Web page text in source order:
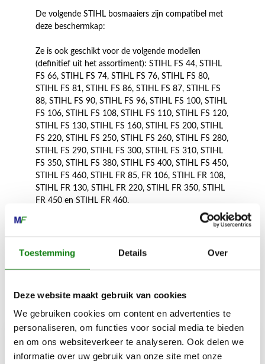
Toestemming Details Over
Deze website maakt gebruik van cookies
We gebruiken cookies om content en advertenties te
personaliseren, om functies voor social media te bieden
en om ons websiteverkeer te analyseren. Ook delen we
informatie over uw gebruik van onze site met onze
De volgende STIHL bosmaaiers zijn compatibel met
deze beschermkap:
Ze is ook geschikt voor de volgende modellen
(definitief uit het assortiment): STIHL FS 44, STIHL
FS 66, STIHL FS 74, STIHL FS 76, STIHL FS 80,
STIHL FS 81, STIHL FS 86, STIHL FS 87, STIHL FS
88, STIHL FS 90, STIHL FS 96, STIHL FS 100, STIHL
FS 106, STIHL FS 108, STIHL FS 110, STIHL FS 120,
STIHL FS 130, STIHL FS 160, STIHL FS 200, STIHL
FS 220, STIHL FS 250, STIHL FS 260, STIHL FS 280,
STIHL FS 290, STIHL FS 300, STIHL FS 310, STIHL
FS 350, STIHL FS 380, STIHL FS 400, STIHL FS 450,
STIHL FS 460, STIHL FR 85, FR 106, STIHL FR 108,
STIHL FR 130, STIHL FR 220, STIHL FR 350, STIHL
FR 450 en STIHL FR 460.
Opmerking: gebruik de maaikoppen enkel met een
Inhoud door